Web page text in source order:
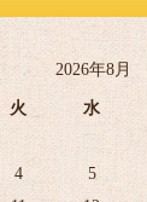
2026年8月
火 水
4 5